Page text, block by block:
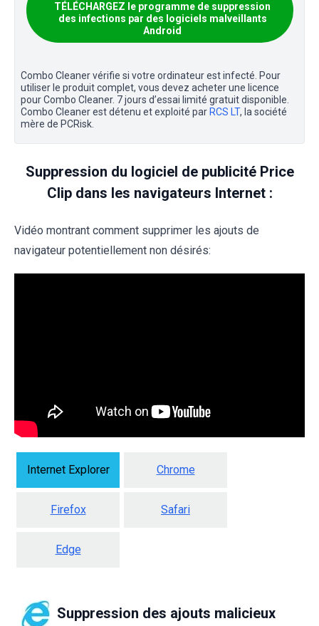
TÉLÉCHARGEZ le programme de suppression
des infections par des logiciels malveillants
Android
Combo Cleaner vérifie si votre ordinateur est infecté. Pour
utiliser le produit complet, vous devez acheter une licence
pour Combo Cleaner. 7 jours d’essai limité gratuit disponible.
Combo Cleaner est détenu et exploité par RCS LT, la société
mère de PCRisk.
Suppression du logiciel de publicité Price
Clip dans les navigateurs Internet :
Vidéo montrant comment supprimer les ajouts de
navigateur potentiellement non désirés:
Internet Explorer Chrome
Firefox Safari
Edge
Suppression des ajouts malicieux